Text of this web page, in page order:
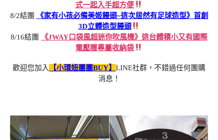
式一起入手超方便
8/2結團
《家有小孩必備美姬饅頭~這次居然有足球造型》首創
3D立體造型饅頭
8/16結團
《JWAY口袋風超迷你吹風機》這台體積小又有國際
電壓贈專屬收納袋
歡迎您加入 【小環妞團團BUY】 LINE社群，不錯過任何團購
消息！